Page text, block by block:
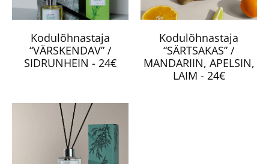
Kodulõhnastaja
“VÄRSKENDAV” /
SIDRUNHEIN - 24€
Kodulõhnastaja
“SÄRTSAKAS” /
MANDARIIN, APELSIN,
LAIM - 24€